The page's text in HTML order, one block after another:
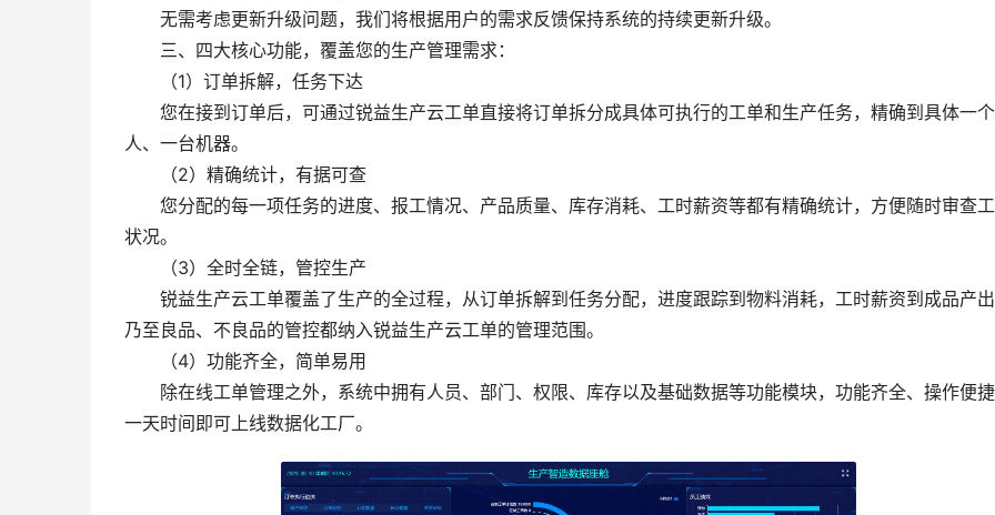
无需考虑更新升级问题，我们将根据用户的需求反馈保持系统的持续更新升级。
三、四大核心功能，覆盖您的生产管理需求：
（1）订单拆解，任务下达
您在接到订单后，可通过锐益生产云工单直接将订单拆分成具体可执行的工单和生产任务，精确到具体一个
人、一台机器。
（2）精确统计，有据可查
您分配的每一项任务的进度、报工情况、产品质量、库存消耗、工时薪资等都有精确统计，方便随时审查
状况。
（3）全时全链，管控生产
锐益生产云工单覆盖了生产的全过程，从订单拆解到任务分配，进度跟踪到物料消耗，工时薪资到成品产出
乃至良品、不良品的管控都纳入锐益生产云工单的管理范围。
（4）功能齐全，简单易用
除在线工单管理之外，系统中拥有人员、部门、权限、库存以及基础数据等功能模块，功能齐全、操作便捷
一天时间即可上线数据化工厂。